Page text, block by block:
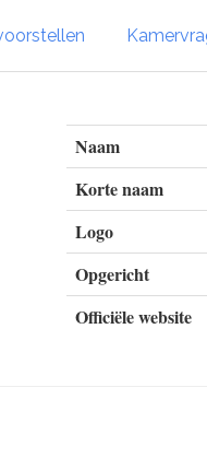
Naam
Korte naam
Logo
Opgericht
Officiële website